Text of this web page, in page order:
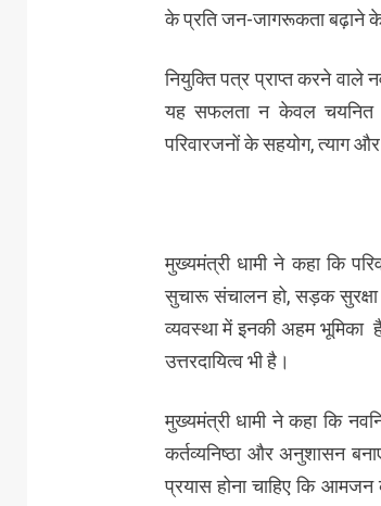
के प्रति जन-जागरूकता बढ़ाने के
नियुक्ति पत्र प्राप्त करने वाले
यह सफलता न केवल चयनित
परिवारजनों के सहयोग, त्याग और
मुख्यमंत्री धामी ने कहा कि
सुचारू संचालन हो, सड़क सुरक्षा
व्यवस्था में इनकी अहम भूमिका
उत्तरदायित्व भी है।
मुख्यमंत्री धामी ने कहा कि
कर्तव्यनिष्ठा और अनुशासन
प्रयास होना चाहिए कि